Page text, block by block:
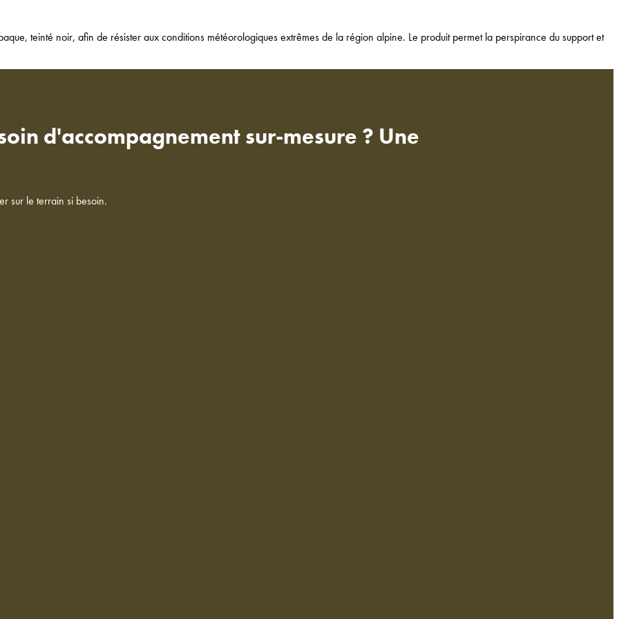
teinté noir, afin de résister aux conditions météorologiques extrêmes de la région alpine. Le produit permet la perspirance du support et
d'accompagnement sur-mesure ? Une
sur le terrain si besoin.